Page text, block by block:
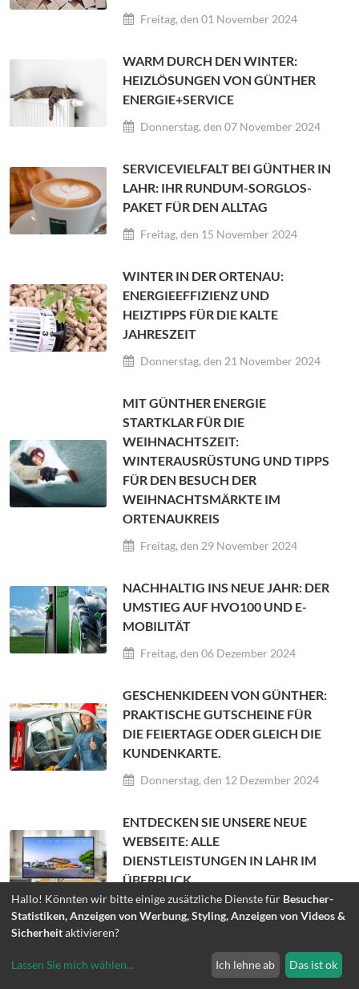
Freitag, den 01 November 2024
WARM DURCH DEN WINTER:
HEIZLÖSUNGEN VON GÜNTHER
ENERGIE+SERVICE
Donnerstag, den 07 November 2024
SERVICEVIELFALT BEI GÜNTHER IN
LAHR: IHR RUNDUM-SORGLOS-
PAKET FÜR DEN ALLTAG
Freitag, den 15 November 2024
WINTER IN DER ORTENAU:
ENERGIEEFFIZIENZ UND
HEIZTIPPS FÜR DIE KALTE
JAHRESZEIT
Donnerstag, den 21 November 2024
MIT GÜNTHER ENERGIE
STARTKLAR FÜR DIE
WEIHNACHTSZEIT:
WINTERAUSRÜSTUNG UND TIPPS
FÜR DEN BESUCH DER
WEIHNACHTSMÄRKTE IM
ORTENAUKREIS
Freitag, den 29 November 2024
NACHHALTIG INS NEUE JAHR: DER
UMSTIEG AUF HVO100 UND E-
MOBILITÄT
Freitag, den 06 Dezember 2024
GESCHENKIDEEN VON GÜNTHER:
PRAKTISCHE GUTSCHEINE FÜR
DIE FEIERTAGE ODER GLEICH DIE
KUNDENKARTE.
Donnerstag, den 12 Dezember 2024
ENTDECKEN SIE UNSERE NEUE
WEBSEITE: ALLE
DIENSTLEISTUNGEN IN LAHR IM
ÜBERBLICK
Donnerstag, den 19 Dezember 2024
EIN HERZLICHES DANKESCHÖN
UND FESTLICHE GRÜSSE ZUM J
Hallo! Könnten wir bitte einige zusätzliche Dienste für Besucher-
Statistiken, Anzeigen von Werbung, Styling, Anzeigen von Videos &
Sicherheitaktivieren?
Lassen Sie mich wählen... Ich lehne ab Das ist ok